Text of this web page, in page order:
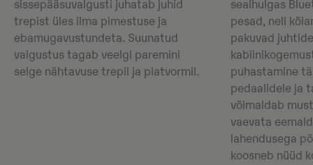
sissepääsuvalgusti juhatab juhid
trepist üles ilma pimestuse ja
ebamugavustundeta. Suunatud
valgustus tagab veelgi paremini
selge nähtavuse trepil ja platvormil.
sealhulgas
pesad, neli
pakuvad
puhastamine
pedaalidele ja
võimaldab
vaevata
lahendusega
koosneb nüüd